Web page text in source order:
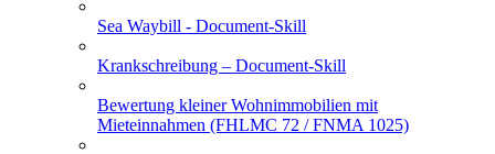
Sea Waybill - Document-Skill
Krankschreibung – Document-Skill
Bewertung kleiner Wohnimmobilien mit
Mieteinnahmen (FHLMC 72 / FNMA 1025)